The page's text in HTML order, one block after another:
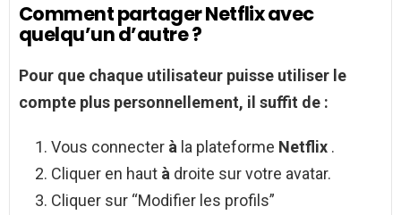
Comment partager Netflix avec
quelqu’un d’autre ?
Pour que chaque utilisateur puisse utiliser le
compte plus personnellement, il suffit de :
Vous connecter à la plateforme Netflix .
Cliquer en haut à droite sur votre avatar.
Cliquer sur “Modifier les profils”